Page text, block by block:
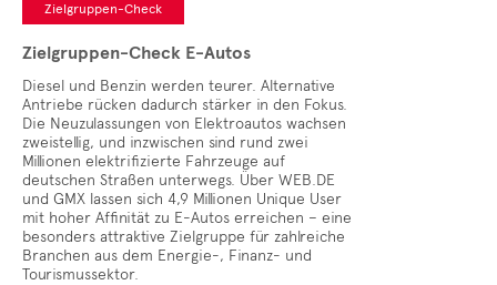
Zielgruppen-Check
Zielgruppen-Check E-Autos
Diesel und Benzin werden teurer. Alternative
Antriebe rücken dadurch stärker in den Fokus.
Die Neuzulassungen von Elektroautos wachsen
zweistellig, und inzwischen sind rund zwei
Millionen elektrifizierte Fahrzeuge auf
deutschen Straßen unterwegs. Über WEB.DE
und GMX lassen sich 4,9 Millionen Unique User
mit hoher Affinität zu E-Autos erreichen – eine
besonders attraktive Zielgruppe für zahlreiche
Branchen aus dem Energie-, Finanz- und
Tourismussektor.